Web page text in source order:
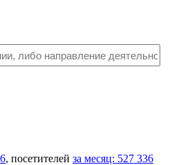
, посетителей за месяц: 527 336